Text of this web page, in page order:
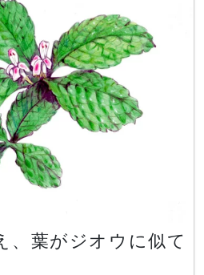
～20 cm
、葉がジオウに似て